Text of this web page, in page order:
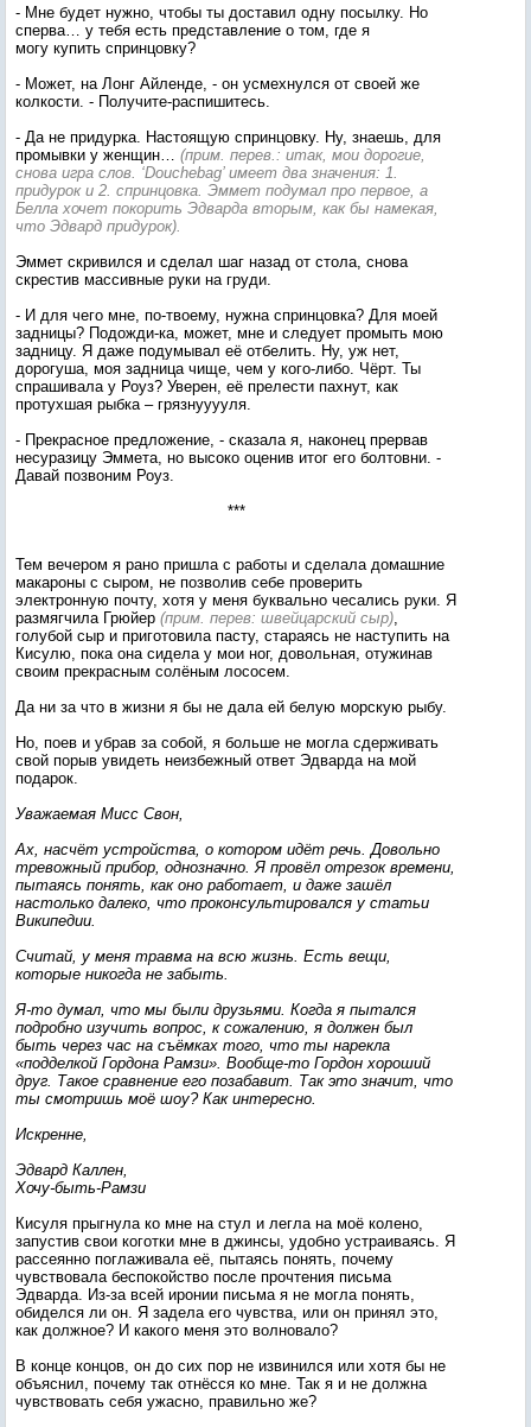
- Мне будет нужно, чтобы ты доставил одну посылку. Но
сперва… у тебя есть представление о том, где я
могу купить спринцовку?
- Может, на Лонг Айленде, - он усмехнулся от своей же
колкости. - Получите-распишитесь.
- Да не придурка. Настоящую спринцовку. Ну, знаешь, для
промывки у женщин… (прим. перев.: итак, мои дорогие,
снова игра слов. ‘Douchebag’ имеет два значения: 1.
придурок и 2. спринцовка. Эммет подумал про первое, а
Белла хочет покорить Эдварда вторым, как бы намекая,
что Эдвард придурок).
Эммет скривился и сделал шаг назад от стола, снова
скрестив массивные руки на груди.
- И для чего мне, по-твоему, нужна спринцовка? Для моей
задницы? Подожди-ка, может, мне и следует промыть мою
задницу. Я даже подумывал её отбелить. Ну, уж нет,
дорогуша, моя задница чище, чем у кого-либо. Чёрт. Ты
спрашивала у Роуз? Уверен, её прелести пахнут, как
протухшая рыбка – грязнууууля.
- Прекрасное предложение, - сказала я, наконец прервав
несуразицу Эммета, но высоко оценив итог его болтовни. -
Давай позвоним Роуз.
***
Тем вечером я рано пришла с работы и сделала домашние
макароны с сыром, не позволив себе проверить
электронную почту, хотя у меня буквально чесались руки. Я
размягчила Грюйер (прим. перев: швейцарский сыр),
голубой сыр и приготовила пасту, стараясь не наступить на
Кисулю, пока она сидела у мои ног, довольная, отужинав
своим прекрасным солёным лососем.
Да ни за что в жизни я бы не дала ей белую морскую рыбу.
Но, поев и убрав за собой, я больше не могла сдерживать
свой порыв увидеть неизбежный ответ Эдварда на мой
подарок.
Уважаемая Мисс Свон,
Ах, насчёт устройства, о котором идёт речь. Довольно
тревожный прибор, однозначно. Я провёл отрезок времени,
пытаясь понять, как оно работает, и даже зашёл
настолько далеко, что проконсультировался у статьи
Википедии.
Считай, у меня травма на всю жизнь. Есть вещи,
которые никогда не забыть.
Я-то думал, что мы были друзьями. Когда я пытался
подробно изучить вопрос, к сожалению, я должен был
быть через час на съёмках того, что ты нарекла
«подделкой Гордона Рамзи». Вообще-то Гордон хороший
друг. Такое сравнение его позабавит. Так это значит, что
ты смотришь моё шоу? Как интересно.
Искренне,
Эдвард Каллен,
Хочу-быть-Рамзи
Кисуля прыгнула ко мне на стул и легла на моё колено,
запустив свои коготки мне в джинсы, удобно устраиваясь. Я
рассеянно поглаживала её, пытаясь понять, почему
чувствовала беспокойство после прочтения письма
Эдварда. Из-за всей иронии письма я не могла понять,
обиделся ли он. Я задела его чувства, или он принял это,
как должное? И какого меня это волновало?
В конце концов, он до сих пор не извинился или хотя бы не
объяснил, почему так отнёсся ко мне. Так я и не должна
чувствовать себя ужасно, правильно же?